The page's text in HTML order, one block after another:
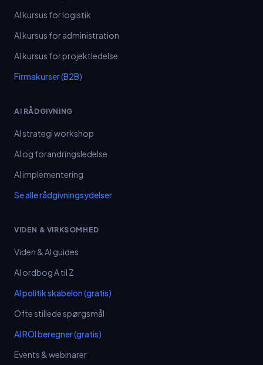
AI kursus for logistik
AI kursus for administration
AI kursus for projektledelse
Firmakurser (B2B)
AI RÅDGIVNING
AI strategi workshop
AI og forandringsledelse
AI implementering
Se alle rådgivningsydelser
VIDEN & VIRKSOMHED
Viden & AI guides
AI ordbog A til Z
AI politik skabelon (gratis)
Ofte stillede spørgsmål
AI ROI beregner (gratis)
Events & webinarer